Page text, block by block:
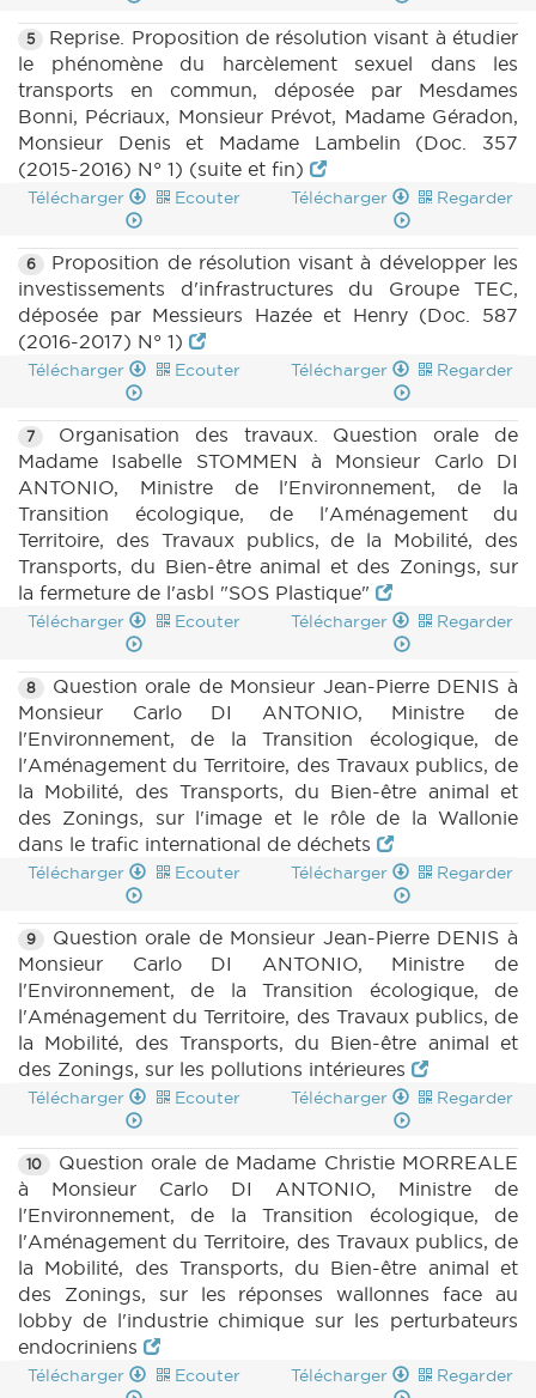
5
Reprise. Proposition de résolution visant à étudier
le phénomène du harcèlement sexuel dans les
transports en commun, déposée par Mesdames
Bonni, Pécriaux, Monsieur Prévot, Madame Géradon,
Monsieur Denis et Madame Lambelin (Doc. 357
(2015-2016) N° 1) (suite et fin)
Télécharger Ecouter Télécharger Regarder
6
Proposition de résolution visant à développer les
investissements d'infrastructures du Groupe TEC,
déposée par Messieurs Hazée et Henry (Doc. 587
(2016-2017) N° 1)
Télécharger Ecouter Télécharger Regarder
7
Organisation des travaux. Question orale de
Madame Isabelle STOMMEN à Monsieur Carlo DI
ANTONIO, Ministre de l'Environnement, de la
Transition écologique, de l'Aménagement du
Territoire, des Travaux publics, de la Mobilité, des
Transports, du Bien-être animal et des Zonings, sur
la fermeture de l'asbl "SOS Plastique"
Télécharger Ecouter Télécharger Regarder
8
Question orale de Monsieur Jean-Pierre DENIS à
Monsieur Carlo DI ANTONIO, Ministre de
l'Environnement, de la Transition écologique, de
l'Aménagement du Territoire, des Travaux publics, de
la Mobilité, des Transports, du Bien-être animal et
des Zonings, sur l'image et le rôle de la Wallonie
dans le trafic international de déchets
Télécharger Ecouter Télécharger Regarder
9
Question orale de Monsieur Jean-Pierre DENIS à
Monsieur Carlo DI ANTONIO, Ministre de
l'Environnement, de la Transition écologique, de
l'Aménagement du Territoire, des Travaux publics, de
la Mobilité, des Transports, du Bien-être animal et
des Zonings, sur les pollutions intérieures
Télécharger Ecouter Télécharger Regarder
10
Question orale de Madame Christie MORREALE
à Monsieur Carlo DI ANTONIO, Ministre de
l'Environnement, de la Transition écologique, de
l'Aménagement du Territoire, des Travaux publics, de
la Mobilité, des Transports, du Bien-être animal et
des Zonings, sur les réponses wallonnes face au
lobby de l'industrie chimique sur les perturbateurs
endocriniens
Télécharger Ecouter Télécharger Regarder